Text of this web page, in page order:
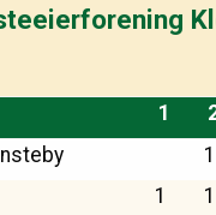
1
1
1
1